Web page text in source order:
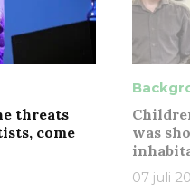
threats
come
was
07 juli